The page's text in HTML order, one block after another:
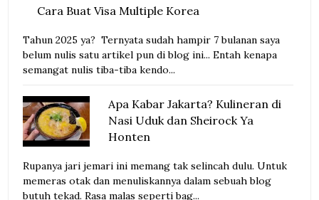
Cara Buat Visa Multiple Korea
Tahun 2025 ya? Ternyata sudah hampir 7 bulanan saya
belum nulis satu artikel pun di blog ini... Entah kenapa
semangat nulis tiba-tiba kendo...
Apa Kabar Jakarta? Kulineran di
Nasi Uduk dan Sheirock Ya
Honten
Rupanya jari jemari ini memang tak selincah dulu. Untuk
memeras otak dan menuliskannya dalam sebuah blog
butuh tekad. Rasa malas seperti bag...